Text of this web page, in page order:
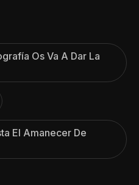
Os Va A Dar La
El Amanecer De